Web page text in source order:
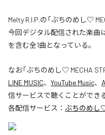
Melty R.I.P.の「ぶちのめし♡
今回デジタル配信された楽曲
を含む全1曲となっている。
なお「ぶちのめし♡ MECHA
LINE MUSIC、 YouTube Music、
信サービスで聴くことができる
各配信サービス： ぶちのめし♡